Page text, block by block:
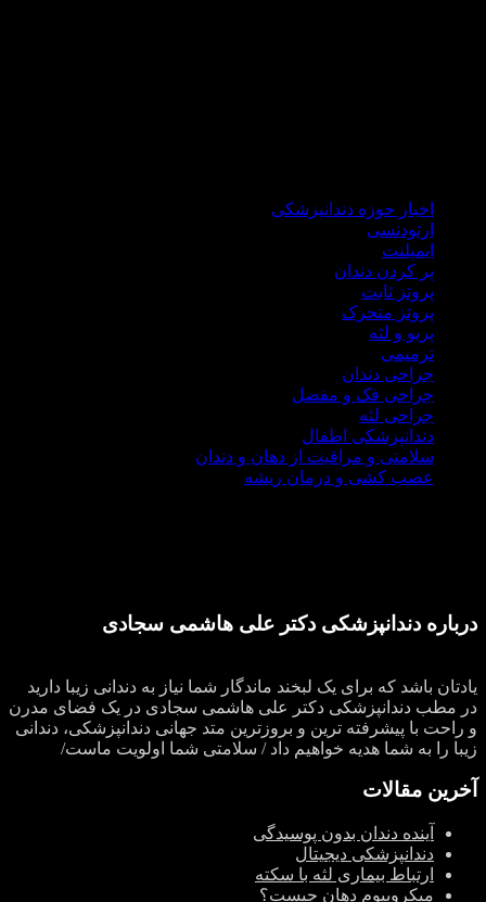
اخبار حوزه دندانپزشکی
ارتودنسی
ایمپلنت
پر کردن دندان
پروتز ثابت
پروتز متحرک
پریو و لثه
ترمیمی
جراحی دندان
جراحی فک و مفصل
جراحی لثه
دندانپزشکی اطفال
سلامتی و مراقبت از دهان و دندان
عصب کشی و درمان ریشه
درباره دندانپزشکی دکتر علی هاشمی سجادی
یادتان باشد که برای یک لبخند ماندگار شما نیاز به دندانی زیبا دارید
در مطب دندانپزشکی دکتر علی هاشمی سجادی در یک فضای مدرن
و راحت با پیشرفته ترین و بروزترین متد جهانی دندانپزشکی، دندانی
زیبا را به شما هدیه خواهیم داد / سلامتی شما اولویت ماست/
آخرین مقالات
آینده دندان بدون پوسیدگی
دندانپزشکی دیجیتال
ارتباط بیماری لثه با سکته
میکروبیوم دهان چیست؟